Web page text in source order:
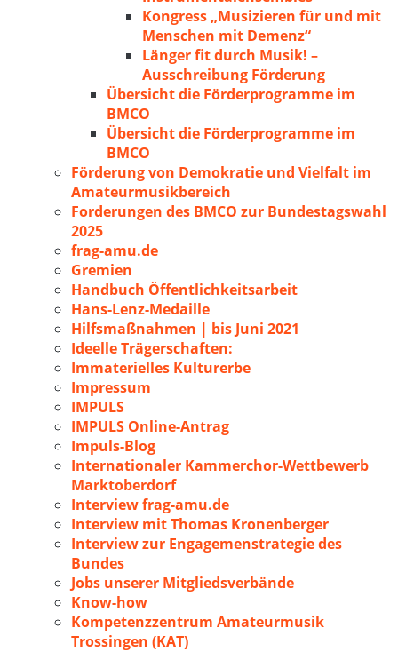
Kongress „Musizieren für und mit
Menschen mit Demenz“
Länger fit durch Musik! –
Ausschreibung Förderung
Übersicht die Förderprogramme im
BMCO
Übersicht die Förderprogramme im
BMCO
Förderung von Demokratie und Vielfalt im
Amateurmusikbereich
Forderungen des BMCO zur Bundestagswahl
2025
frag-amu.de
Gremien
Handbuch Öffentlichkeitsarbeit
Hans-Lenz-Medaille
Hilfsmaßnahmen | bis Juni 2021
Ideelle Trägerschaften:
Immaterielles Kulturerbe
Impressum
IMPULS
IMPULS Online-Antrag
Impuls-Blog
Internationaler Kammerchor-Wettbewerb
Marktoberdorf
Interview frag-amu.de
Interview mit Thomas Kronenberger
Interview zur Engagemenstrategie des
Bundes
Jobs unserer Mitgliedsverbände
Know-how
Kompetenzzentrum Amateurmusik
Trossingen (KAT)